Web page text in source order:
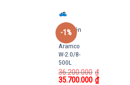
-1%
Máy nén
khí
Aramco
W-2.0/8-
500L
36.200.000 ₫
35.700.000 ₫